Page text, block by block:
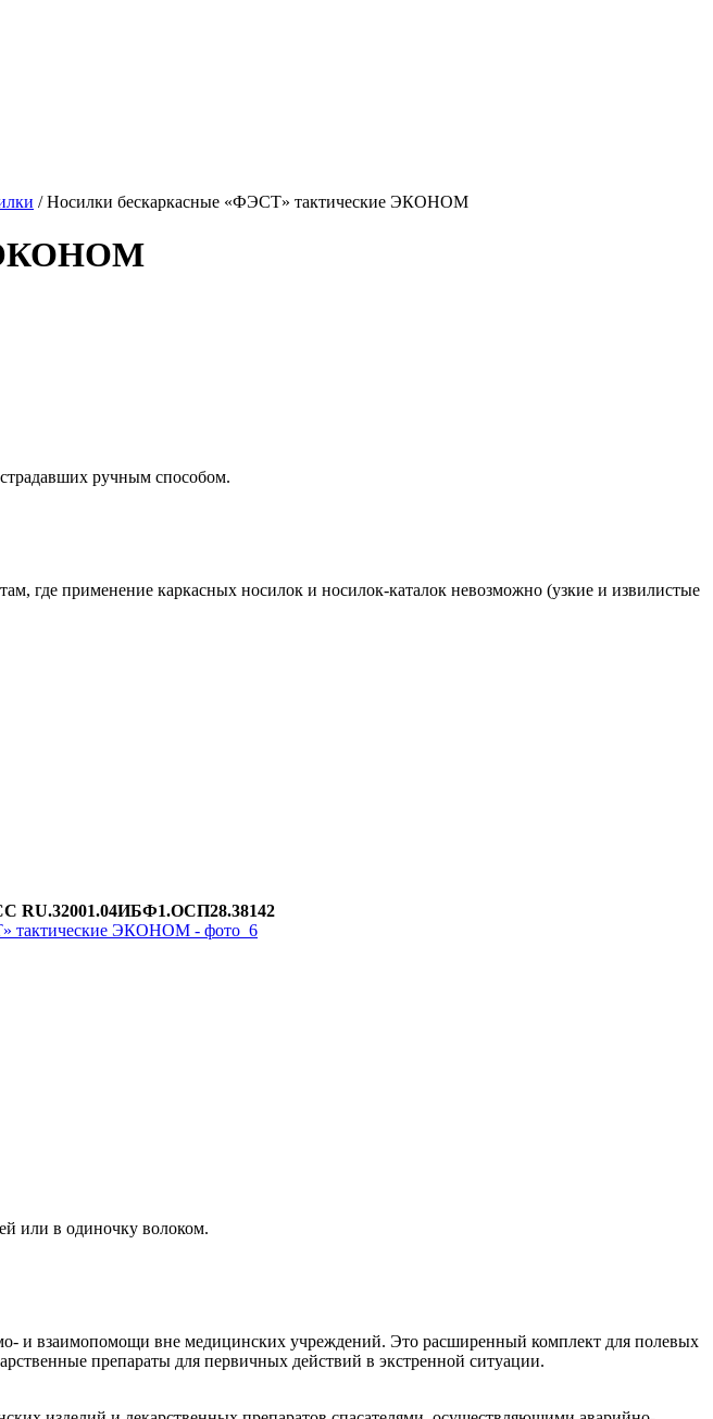
/ Носилки бескаркасные «ФЭСТ» тактические ЭКОНОМ
ЭКОНОМ
ручным способом.
где применение каркасных носилок и носилок-каталок невозможно (узкие и извилистые
RU.32001.04ИБФ1.ОСП28.38142
или в одиночку волоком.
и взаимопомощи вне медицинских учреждений. Это расширенный комплект для полевых
препараты для первичных действий в экстренной ситуации.